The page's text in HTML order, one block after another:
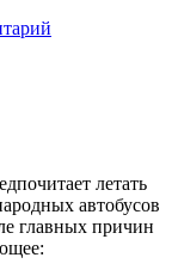
летать
автобусов
главных причин